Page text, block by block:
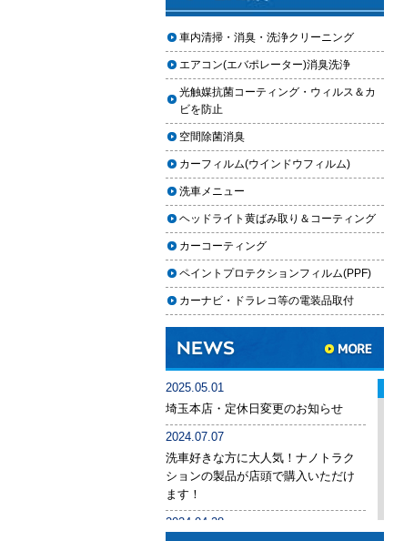
車のフロントガラス交換の料金相
場と作業手順
車のドアロック修理の料金と作業
手順
【2026年最新】車の花粉シミを
「科学」で制す。雨上がりの固着
を防ぐ「足軽加工」と抗酸化防衛
論
車内クリーニングは自分ででき
る？DIY清掃と業者依頼の違い・限
界を徹底解説
車内クリーニングで失敗する人の
共通点｜やってはいけない5つの判
断ミス
後悔しないために必ず確認すべき5
つのポイント
果を感じない人が見落としている3
つの原因
【2026年版】車内クリーニングは
自分でできる？プロに頼むべき境
車内清掃・消臭・洗浄クリーニング
エアコン(エバポレーター)消臭洗浄
光触媒抗菌コーティング・ウィルス＆カ
ビを防止
空間除菌消臭
カーフィルム(ウインドウフィルム)
洗車メニュー
ヘッドライト黄ばみ取り＆コーティング
カーコーティング
ペイントプロテクションフィルム(PPF)
カーナビ・ドラレコ等の電装品取付
2025.05.01
埼玉本店・定休日変更のお知らせ
2024.07.07
洗車好きな方に大人気！ナノトラク
ションの製品が店頭で購入いただけ
ます！
2024.04.28